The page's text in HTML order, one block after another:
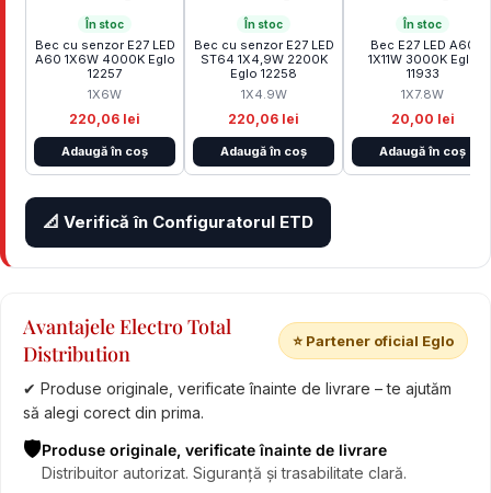
În stoc
Bec cu senzor E27 LED
A60 1X6W 4000K Eglo
12257
1X6W
220,06 lei
Adaugă în coș
În stoc
Bec cu senzor E27 LED
ST64 1X4,9W 2200K
Eglo 12258
1X4.9W
220,06 lei
Adaugă în coș
În stoc
Bec E27 LED A60
1X11W 3000K Eglo
11933
1X7.8W
20,00 lei
Adaugă în coș
📐 Verifică în Configuratorul ETD
Avantajele Electro Total
Distribution
⭐ Partener oficial Eglo
✔ Produse originale, verificate înainte de livrare – te ajutăm
să alegi corect din prima.
🛡️Produse originale, verificate înainte de livrare
Distribuitor autorizat. Siguranță și trasabilitate clară.